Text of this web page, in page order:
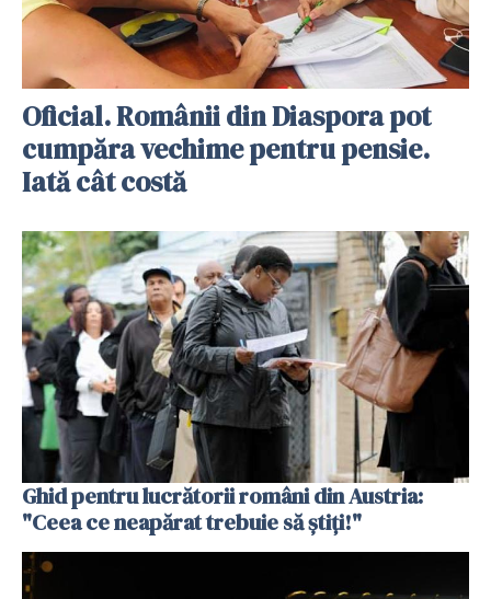
Oficial. Românii din Diaspora pot
cumpăra vechime pentru pensie.
Iată cât costă
Ghid pentru lucrătorii români din Austria:
"Ceea ce neapărat trebuie să ştiţi!"